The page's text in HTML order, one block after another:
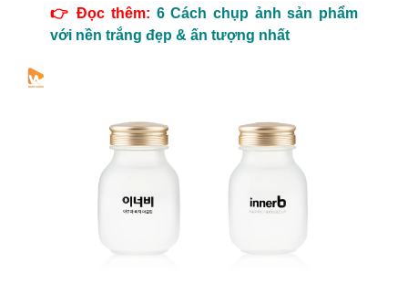
👉 Đọc thêm: 6 Cách chụp ảnh sản phẩm
với nền trắng đẹp & ấn tượng nhất